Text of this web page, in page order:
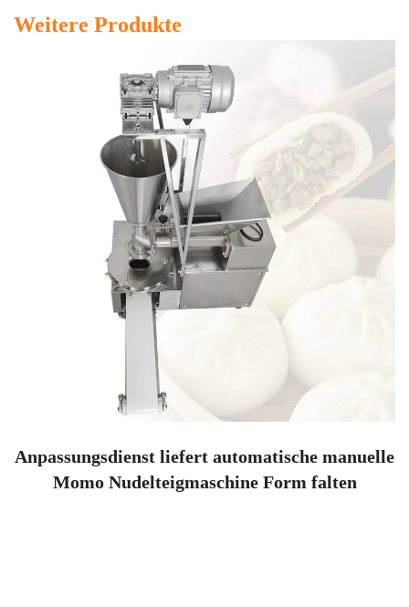
Weitere Produkte
Anpassungsdienst liefert automatische manuelle
Momo Nudelteigmaschine Form falten